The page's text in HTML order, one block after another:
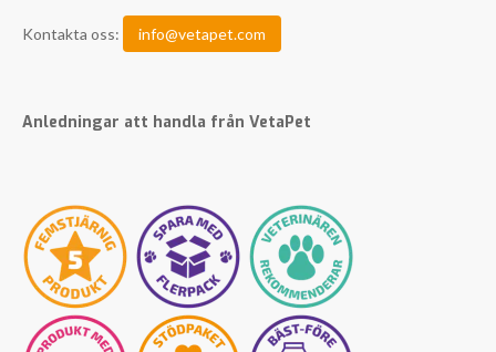
Kontakta oss: info@vetapet.com
Anledningar att handla från VetaPet